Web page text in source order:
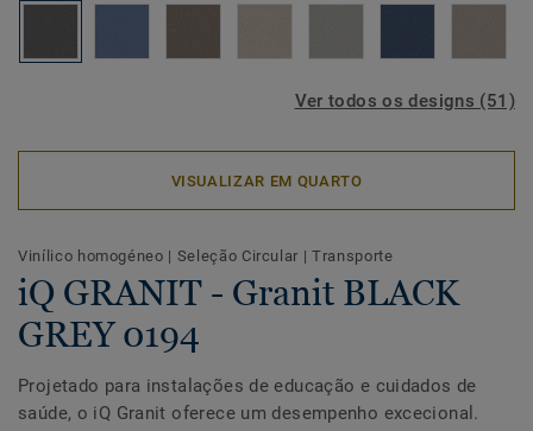
Ver todos os designs (51)
VISUALIZAR EM QUARTO
Vinílico homogéneo | Seleção Circular |Transporte
iQ GRANIT - Granit BLACK
GREY 0194
Projetado para instalações de educação e cuidados de
saúde, o iQ Granit oferece um desempenho excecional.